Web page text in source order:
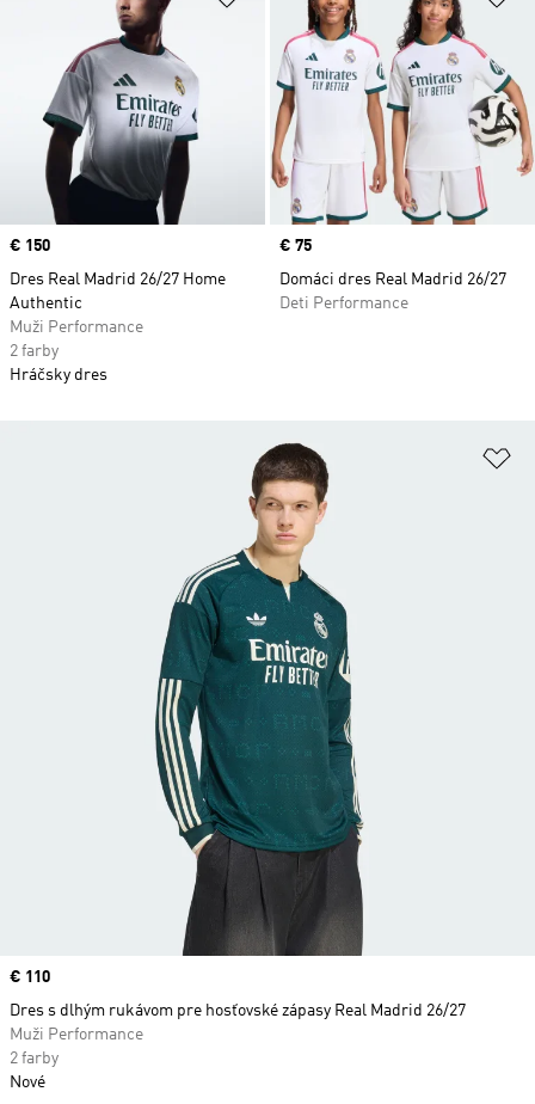
Price
€ 150
Dres Real Madrid 26/27 Home
Authentic
Muži Performance
2 farby
Hráčsky dres
Price
€ 75
Domáci dres Real Madrid 26/27
Deti Performance
Price
€ 110
Dres s dlhým rukávom pre hosťovské zápasy Real Madrid 26/27
Muži Performance
2 farby
Nové